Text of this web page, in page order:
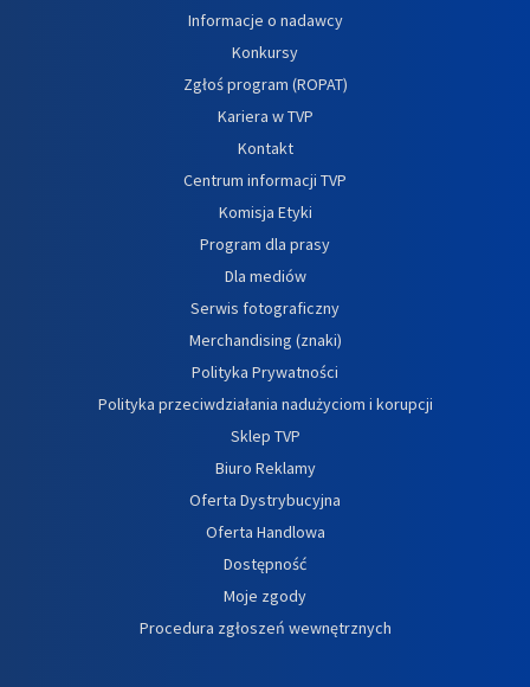
Informacje o nadawcy
Konkursy
Zgłoś program (ROPAT)
Kariera w TVP
Kontakt
Centrum informacji TVP
Komisja Etyki
Program dla prasy
Dla mediów
Serwis fotograficzny
Merchandising (znaki)
Polityka Prywatności
Polityka przeciwdziałania nadużyciom i korupcji
Sklep TVP
Biuro Reklamy
Oferta Dystrybucyjna
Oferta Handlowa
Dostępność
Moje zgody
Procedura zgłoszeń wewnętrznych